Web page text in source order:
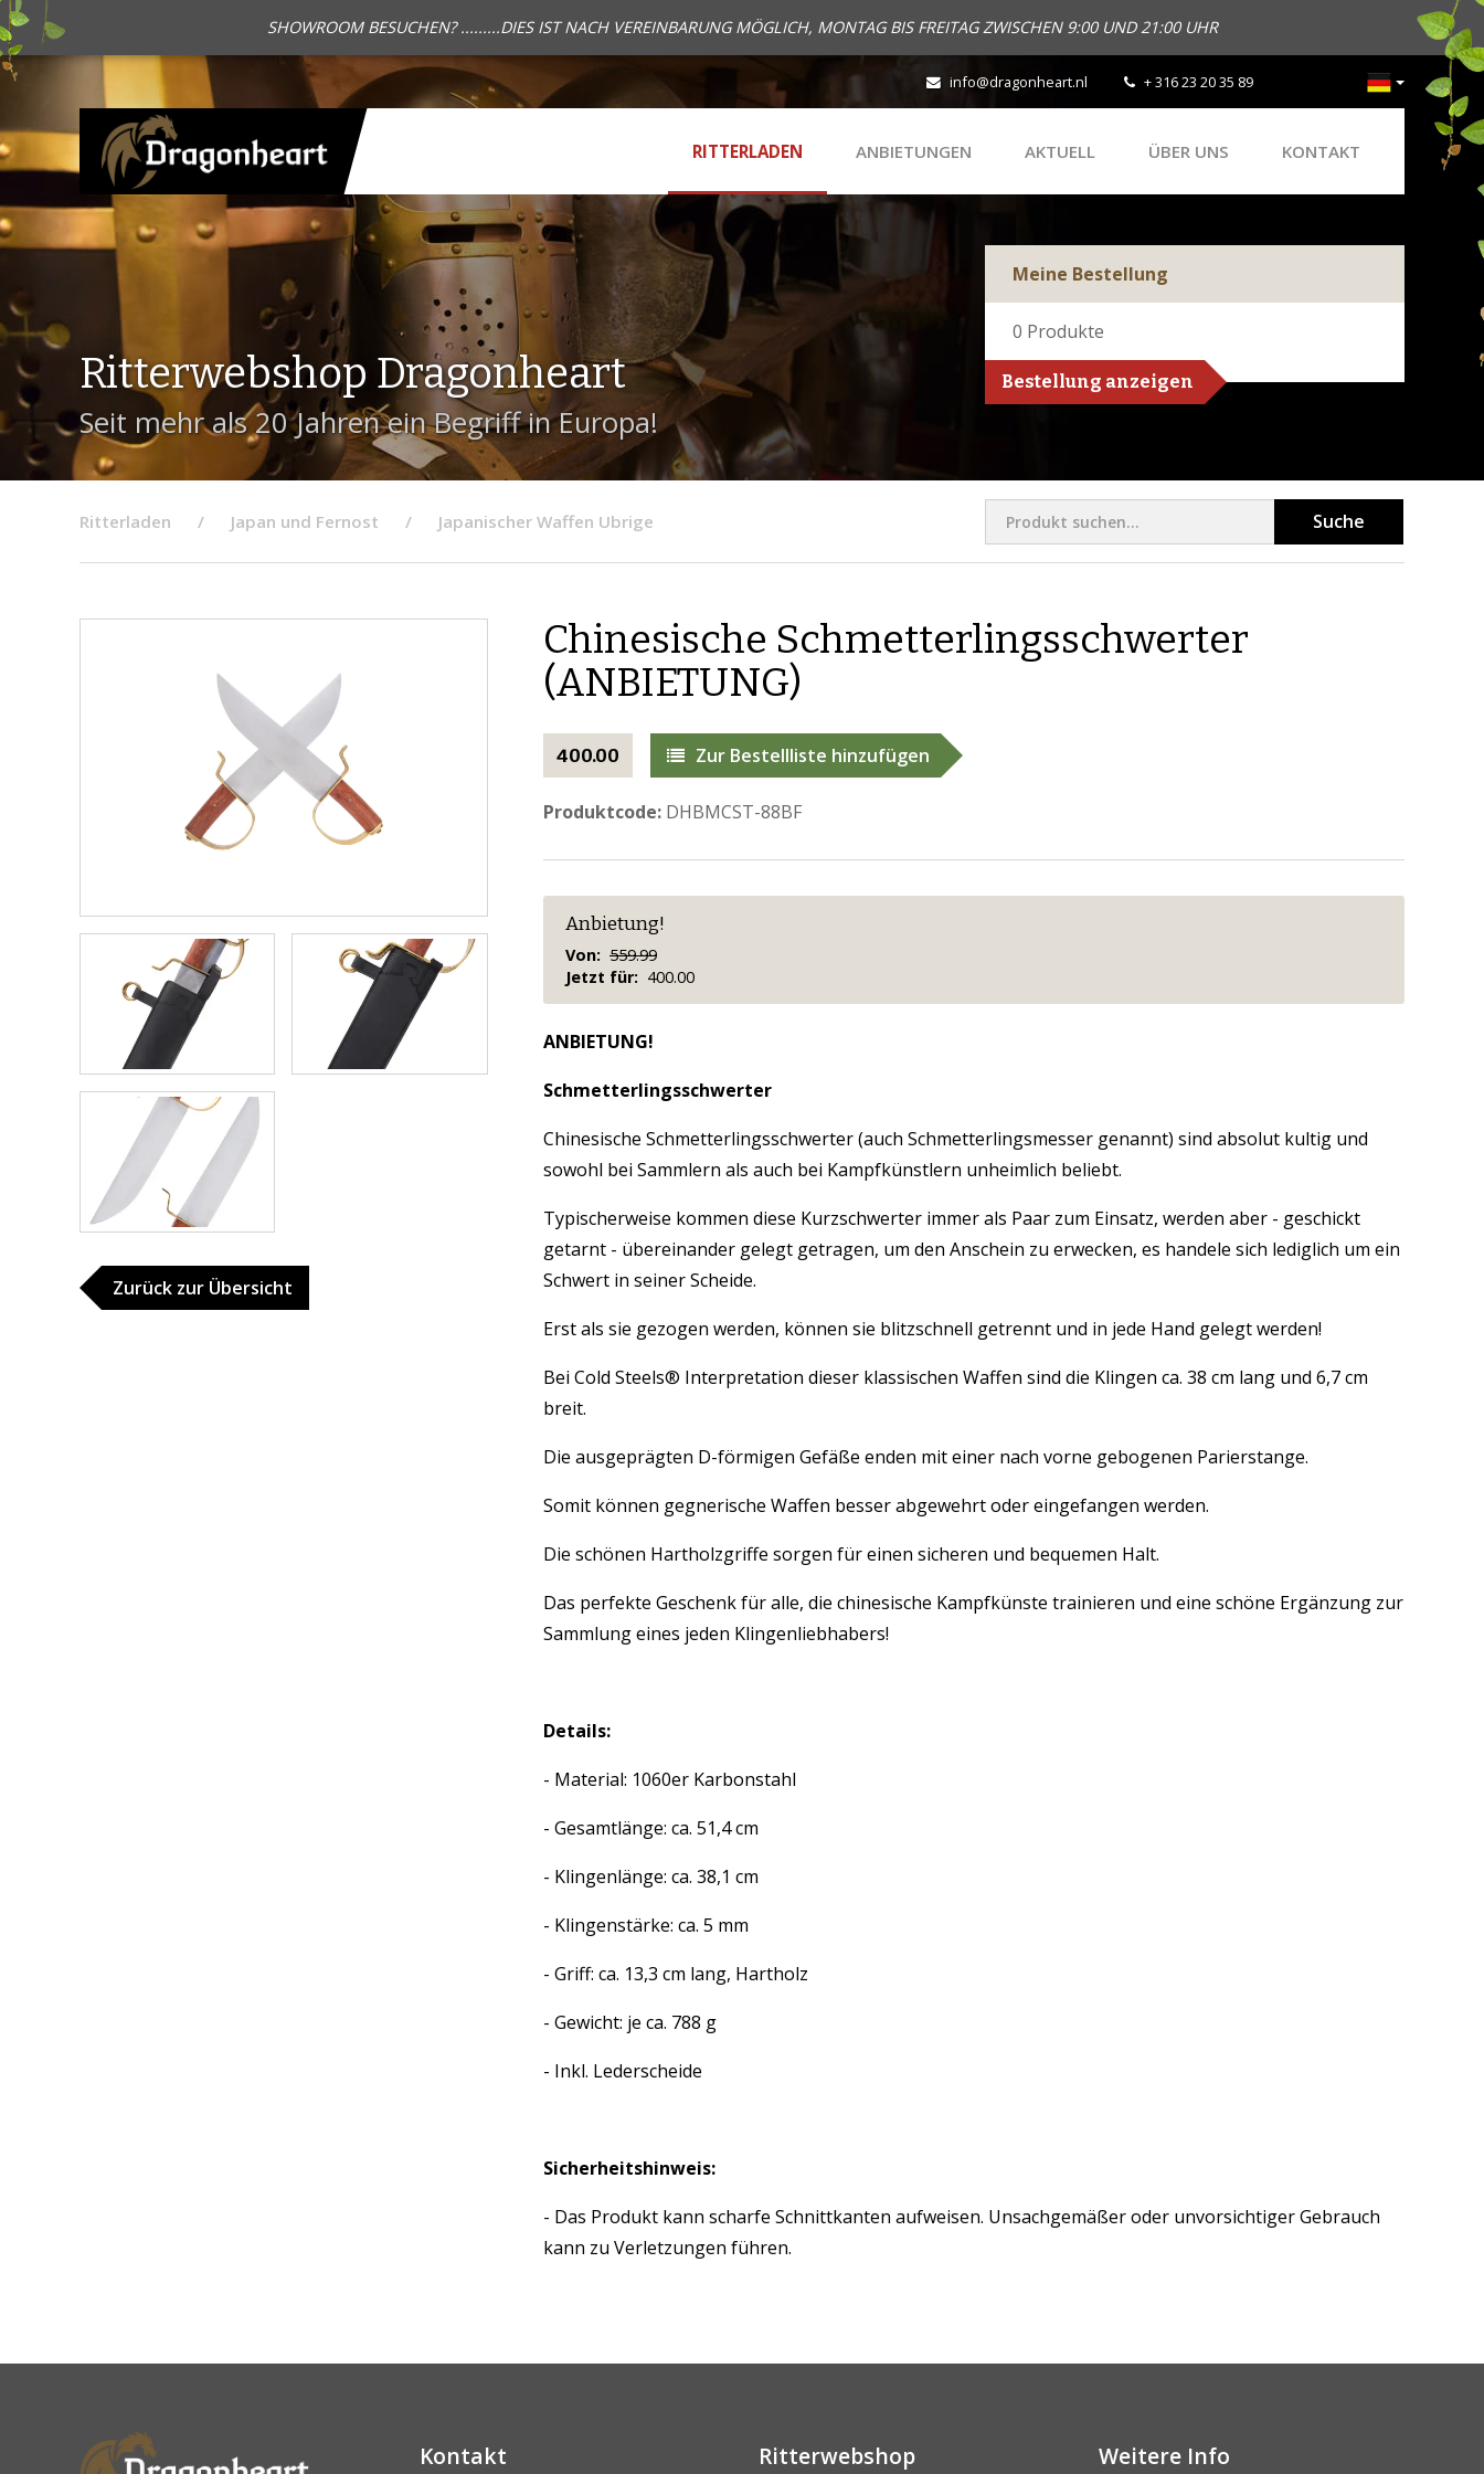
SHOWROOM BESUCHEN? .........DIES IST NACH VEREINBARUNG MÖGLICH, MONTAG BIS FREITAG ZWISCHEN 9:00 UND 21:00 UHR
info@dragonheart.nl + 316 23 20 35 89
RITTERLADEN ANBIETUNGEN AKTUELL ÜBER UNS KONTAKT
Ritterwebshop Dragonheart
Seit mehr als 20 Jahren ein Begriff in Europa!
Meine Bestellung
0 Produkte
Bestellung anzeigen
Ritterladen Japan und Fernost Japanischer Waffen Ubrige Suche
Zurück zur Übersicht
Chinesische Schmetterlingsschwerter
(ANBIETUNG)
400.00 Zur Bestellliste hinzufügen
Produktcode:DHBMCST-88BF
Anbietung!
Von: 559.99
Jetzt für: 400.00
ANBIETUNG!
Schmetterlingsschwerter
Chinesische Schmetterlingsschwerter (auch Schmetterlingsmesser genannt) sind absolut kultig und
sowohl bei Sammlern als auch bei Kampfkünstlern unheimlich beliebt.
Typischerweise kommen diese Kurzschwerter immer als Paar zum Einsatz, werden aber - geschickt
getarnt - übereinander gelegt getragen, um den Anschein zu erwecken, es handele sich lediglich um ein
Schwert in seiner Scheide.
Erst als sie gezogen werden, können sie blitzschnell getrennt und in jede Hand gelegt werden!
Bei Cold Steels® Interpretation dieser klassischen Waffen sind die Klingen ca. 38 cm lang und 6,7 cm
breit.
Die ausgeprägten D-förmigen Gefäße enden mit einer nach vorne gebogenen Parierstange.
Somit können gegnerische Waffen besser abgewehrt oder eingefangen werden.
Die schönen Hartholzgriffe sorgen für einen sicheren und bequemen Halt.
Das perfekte Geschenk für alle, die chinesische Kampfkünste trainieren und eine schöne Ergänzung zur
Sammlung eines jeden Klingenliebhabers!
Details:
- Material: 1060er Karbonstahl
- Gesamtlänge: ca. 51,4 cm
- Klingenlänge: ca. 38,1 cm
- Klingenstärke: ca. 5 mm
- Griff: ca. 13,3 cm lang, Hartholz
- Gewicht: je ca. 788 g
- Inkl. Lederscheide
Sicherheitshinweis:
- Das Produkt kann scharfe Schnittkanten aufweisen. Unsachgemäßer oder unvorsichtiger Gebrauch
kann zu Verletzungen führen.
Kontakt Ritterwebshop Weitere Info